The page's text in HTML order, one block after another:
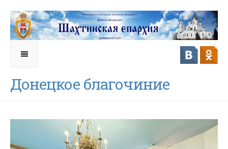
Донецкое благочиние